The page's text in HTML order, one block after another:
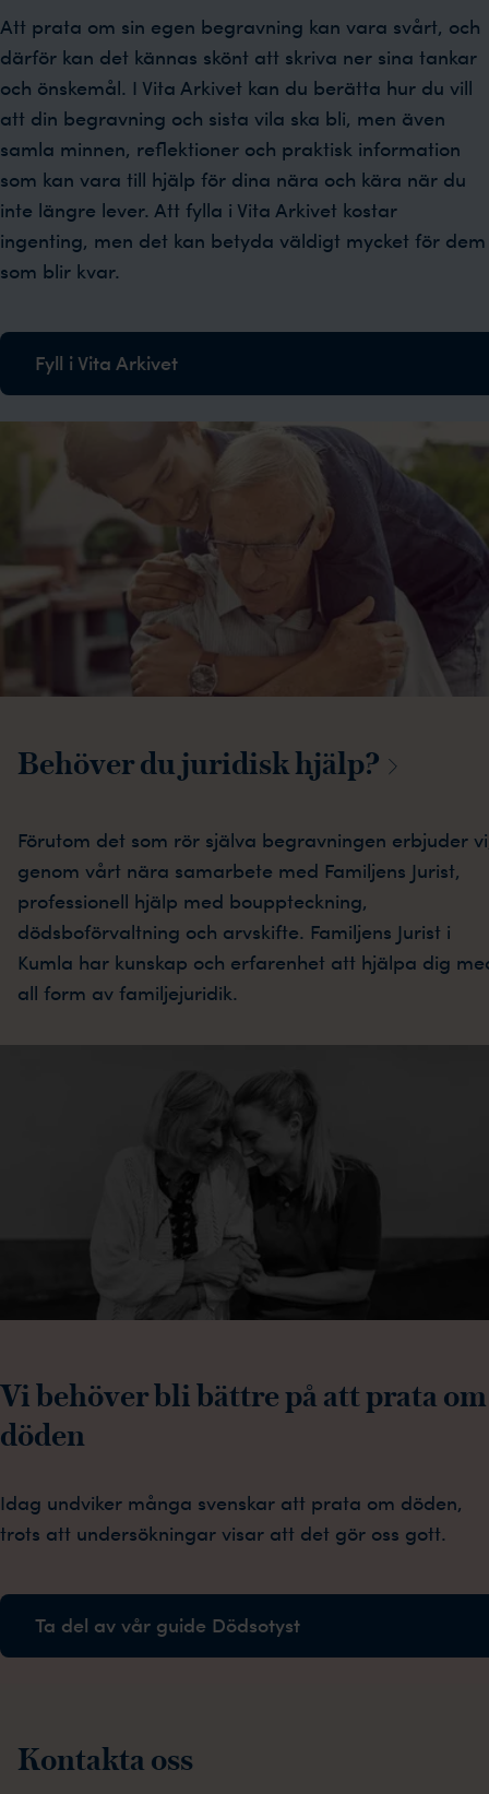
Att prata om sin egen begravning kan vara svårt, och
därför kan det kännas skönt att skriva ner sina tankar
och önskemål. I Vita Arkivet kan du berätta hur du vill
att din begravning och sista vila ska bli, men även
samla minnen, reflektioner och praktisk information
som kan vara till hjälp för dina nära och kära när du
inte längre lever. Att fylla i Vita Arkivet kostar
ingenting, men det kan betyda väldigt mycket för dem
som blir kvar.
Fyll i Vita Arkivet
Behöver du juridiskhjälp?
Förutom det som rör själva begravningen erbjuder
genom vårt nära samarbete med Familjens Jurist,
professionell hjälp med bouppteckning,
dödsboförvaltning och arvskifte. Familjens Jurist i
Kumla har kunskap och erfarenhet att hjälpa dig
all form av familjejuridik.
Vi behöver bli bättre på att prata om
döden
Idag undviker många svenskar att prata om döden,
trots att undersökningar visar att det gör oss gott.
Ta del av vår guide Dödsotyst
Kontakta oss